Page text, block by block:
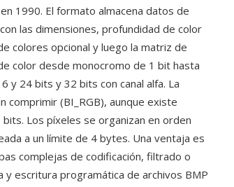
1990. El formato almacena datos de
las dimensiones, profundidad de color
colores opcional y luego la matriz de
color desde monocromo de 1 bit hasta
y 24 bits y 32 bits con canal alfa. La
comprimir (BI_RGB), aunque existe
Los píxeles se organizan en orden
a un límite de 4 bytes. Una ventaja es
complejas de codificación, filtrado o
escritura programática de archivos BMP